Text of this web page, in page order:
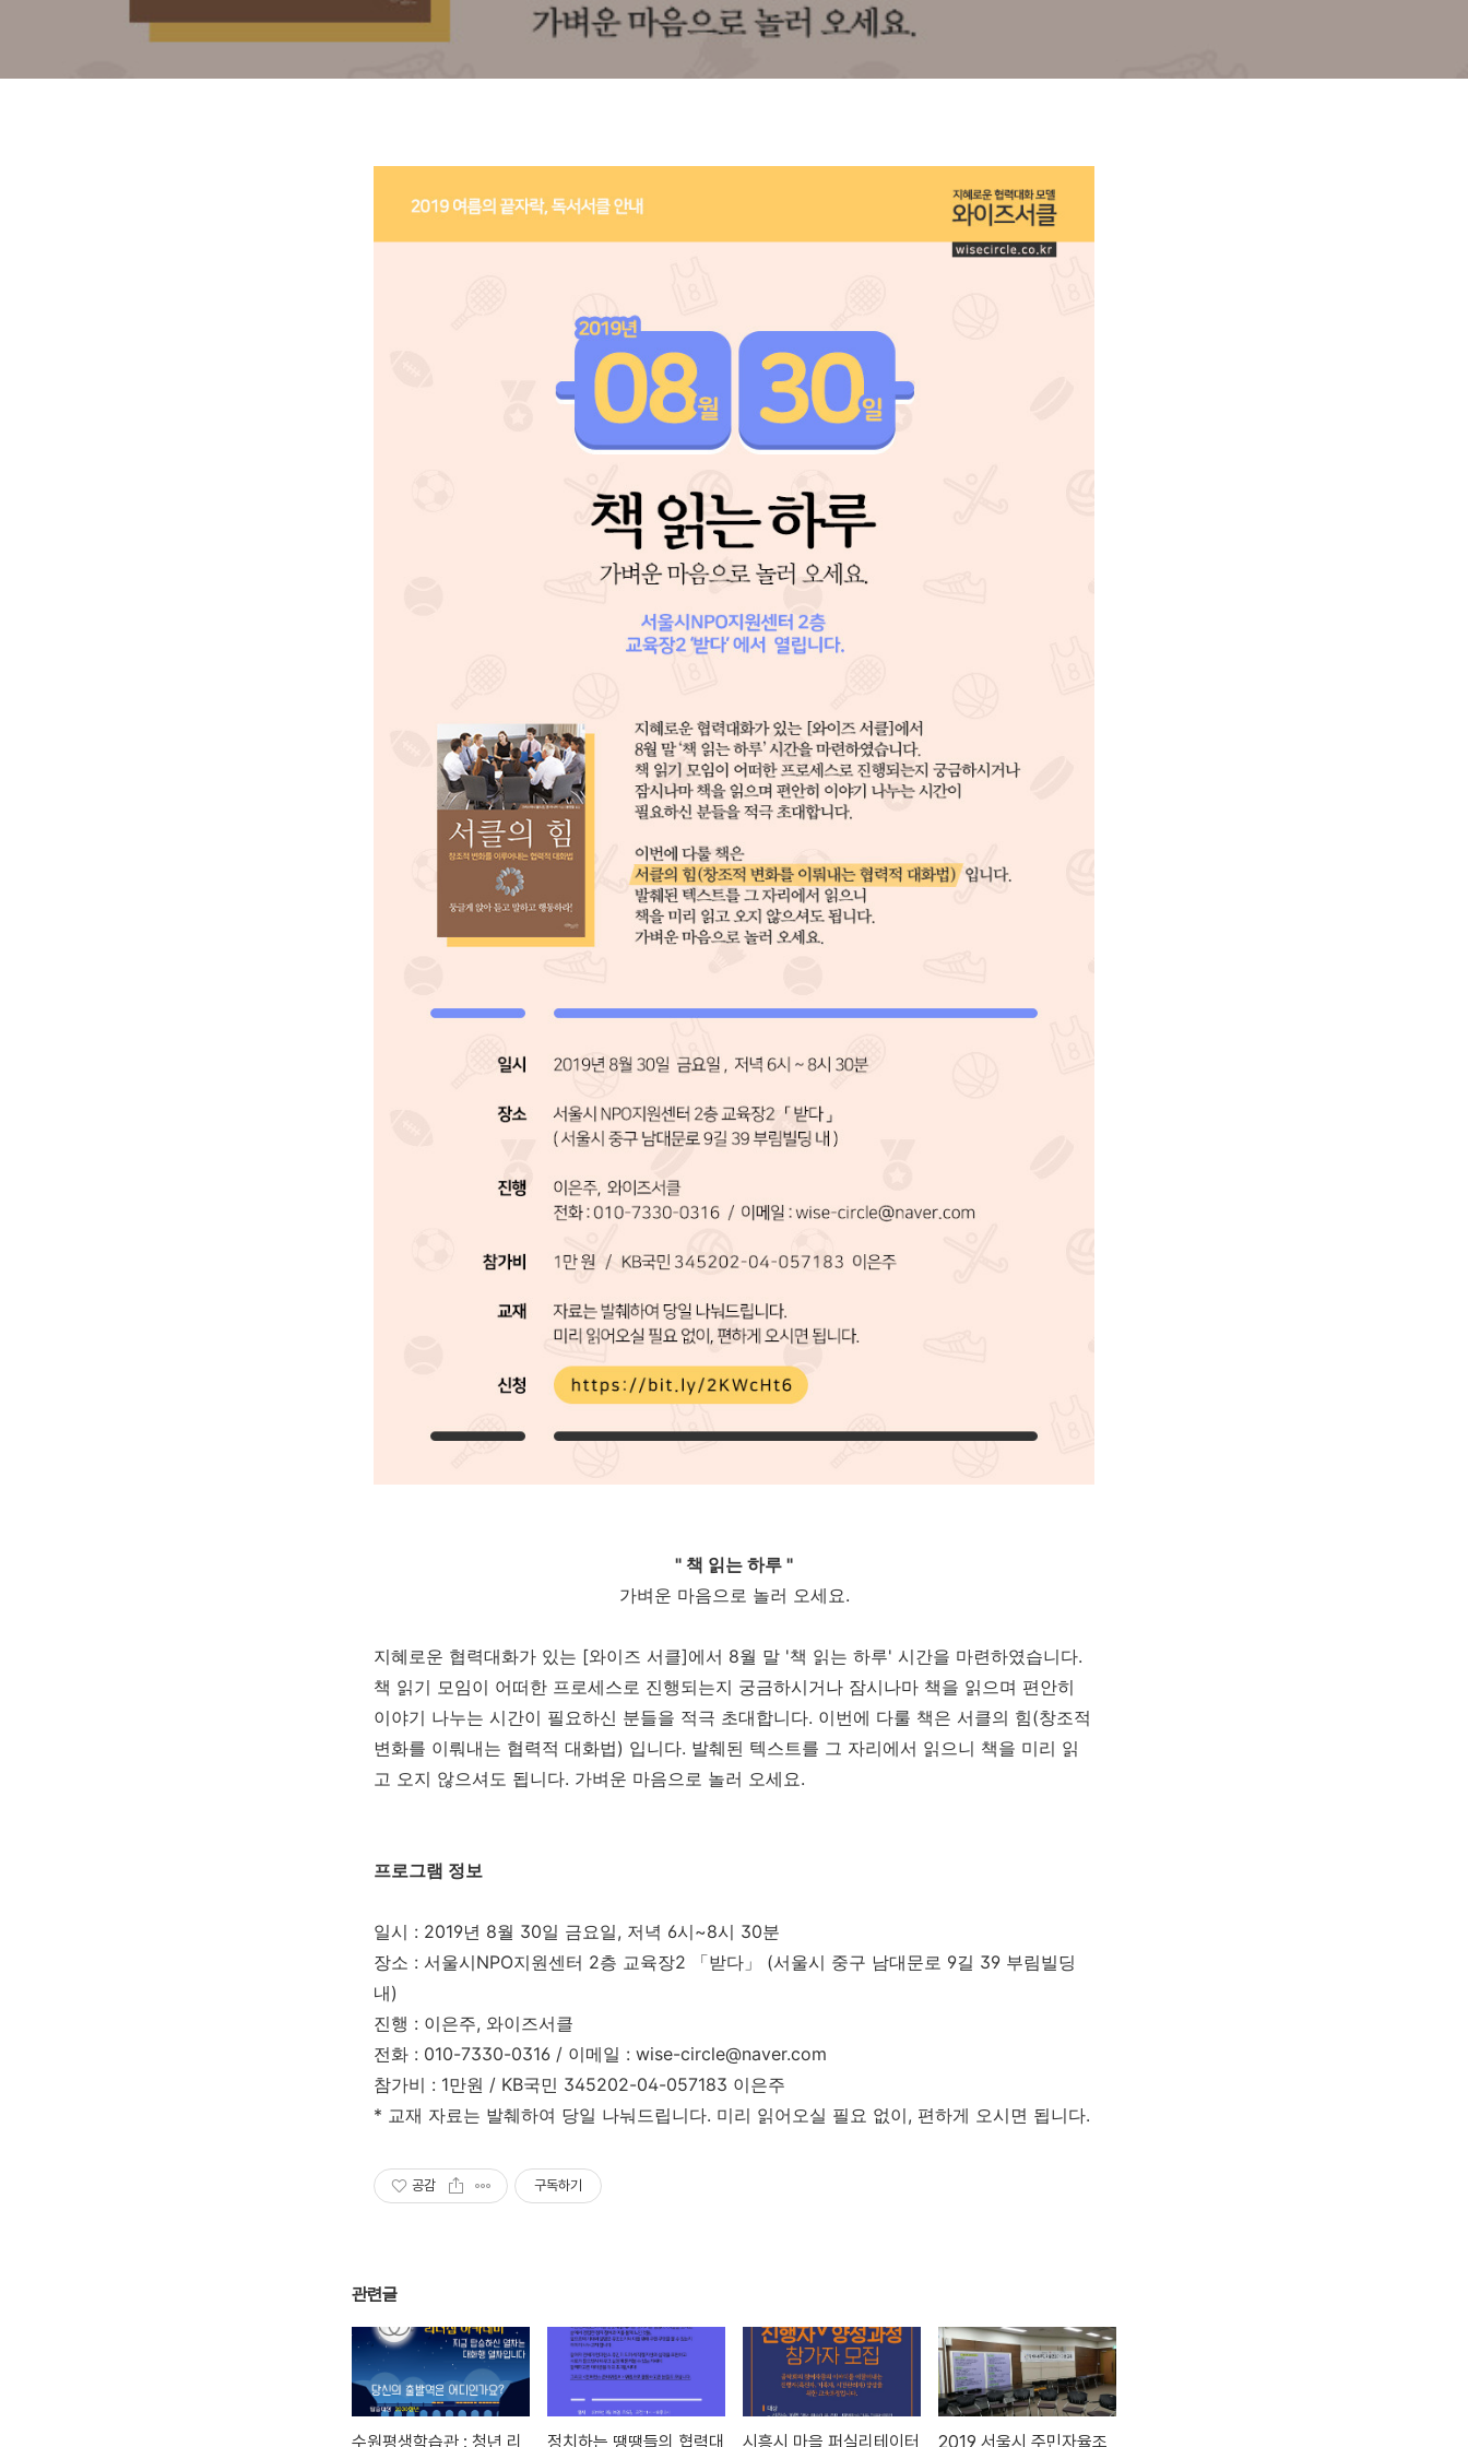
" 책 읽는 하루 "
가벼운 마음으로 놀러 오세요.
지혜로운 협력대화가 있는 [와이즈 서클]에서 8월 말 '책 읽는 하루' 시간을 마련하였습니다.
책 읽기 모임이 어떠한 프로세스로 진행되는지 궁금하시거나 잠시나마 책을 읽으며 편안히
이야기 나누는 시간이 필요하신 분들을 적극 초대합니다. 이번에 다룰 책은 서클의 힘(창조적
변화를 이뤄내는 협력적 대화법) 입니다. 발췌된 텍스트를 그 자리에서 읽으니 책을 미리 읽
고 오지 않으셔도 됩니다. 가벼운 마음으로 놀러 오세요.
프로그램 정보
일시 : 2019년 8월 30일 금요일, 저녁 6시~8시 30분
장소 : 서울시NPO지원센터 2층 교육장2 「받다」 (서울시 중구 남대문로 9길 39 부림빌딩
내)
진행 : 이은주, 와이즈서클
전화 : 010-7330-0316 / 이메일 : wise-circle@naver.com
참가비 : 1만원 / KB국민 345202-04-057183 이은주
* 교재 자료는 발췌하여 당일 나눠드립니다. 미리 읽어오실 필요 없이, 편하게 오시면 됩니다.
공감 구독하기
관련글
수원평생학습관 : 청년 리
정치하는 땡땡들의 협력대
시흥시 마을 퍼실리테이터
2019 서울시 주민자율조